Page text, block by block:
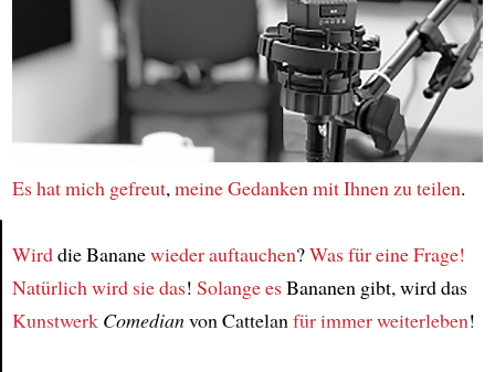
Article
Es hat mich gefreut,meine Gedankenmit Ihnenzu teilen.
Wirddie Bananewieder auftauchen?Was für eine Frage!
Natürlichwird sie das! SolangeesBananen gibt, wird das
Kunstwerk Comedianvon Cattelanfür immerweiterleben!